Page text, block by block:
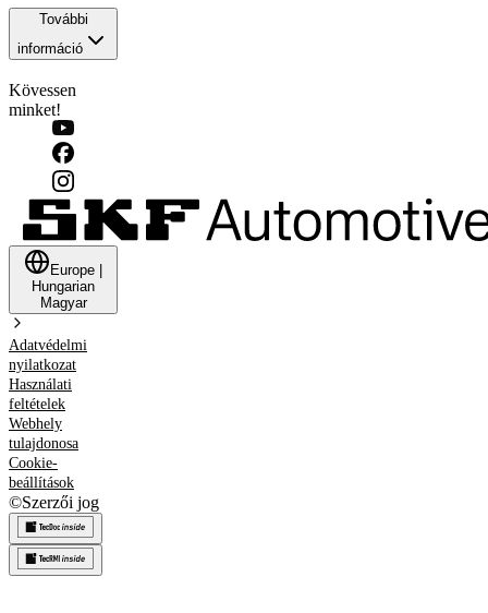
További
információ
Kövessen
minket!
Europe
Hungarian
Magyar
Adatvédelmi
nyilatkozat
Használati
feltételek
Webhely
tulajdonosa
Cookie-
beállítások
©Szerzői jog